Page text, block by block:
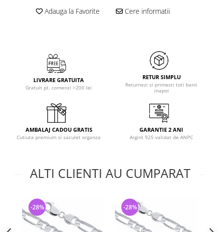
Adauga la Favorite Cere informatii
LIVRARE GRATUITA
Gratuit pt. comenzi >200 lei
RETUR SIMPLU
Returnezi si primesti toti banii
inapoi
AMBALAJ CADOU GRATIS
Cutiuta premium si saculet organza
GARANTIE 2 ANI
Argint 925 validat de ANPC
ALTI CLIENTI AU CUMPARAT
-28% -28%